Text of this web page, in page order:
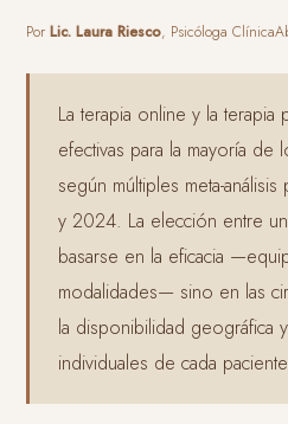
PorLic. Laura Riesco, Psicóloga Clínica
La terapia online y la
efectivas para la mayoría de
según múltiples meta-
y 2024. La elección entre
basarse en la eficacia
modalidades— sino en las
la disponibilidad geográfica
individuales de cada